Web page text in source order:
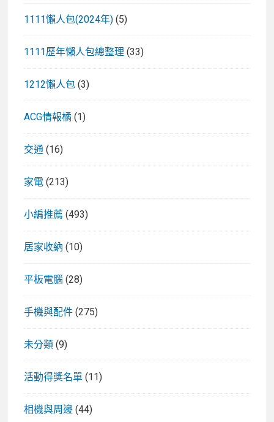
1111懶人包(2024年) (5)
1111歷年懶人包總整理 (33)
1212懶人包 (3)
ACG情報橘 (1)
交通 (16)
家電 (213)
小編推薦 (493)
居家收納 (10)
平板電腦 (28)
手機與配件 (275)
未分類 (9)
活動得獎名單 (11)
相機與周邊 (44)